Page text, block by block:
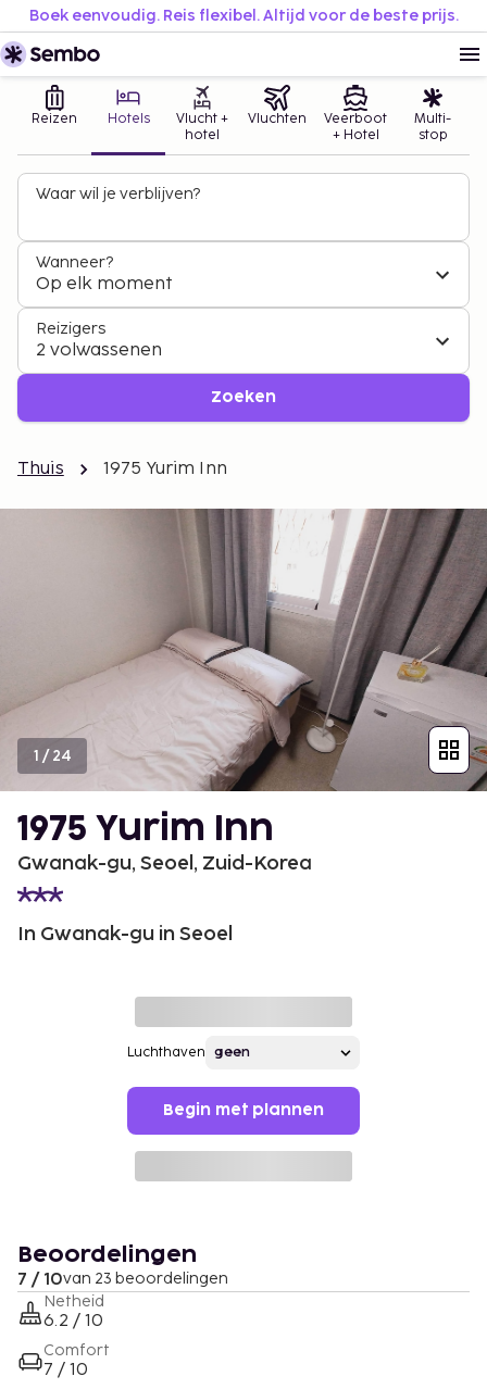
Boek eenvoudig. Reis flexibel. Altijd voor de beste prijs.
Reizen Hotels
Vlucht +
hotel
Vluchten
Veerboot
+ Hotel
Multi-
stop
Waar wil je verblijven?
Wanneer?
Op elk moment
Reizigers
2 volwassenen
Zoeken
Thuis 1975 Yurim Inn
1 /24
1975 Yurim Inn
Gwanak-gu, Seoel, Zuid-Korea
In Gwanak-gu in Seoel
Luchthaven
Begin met plannen
Beoordelingen
7 / 10van 23 beoordelingen
Netheid
6.2 / 10
Comfort
7 / 10